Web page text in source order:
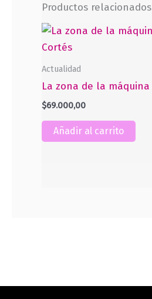
Productos relacionados
Actualidad
La zona de la máquina
$69.000,00
Añadir al carrito